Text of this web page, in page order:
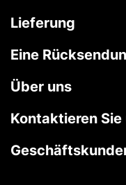
Lieferung
Eine
Über uns
Kontaktieren Sie